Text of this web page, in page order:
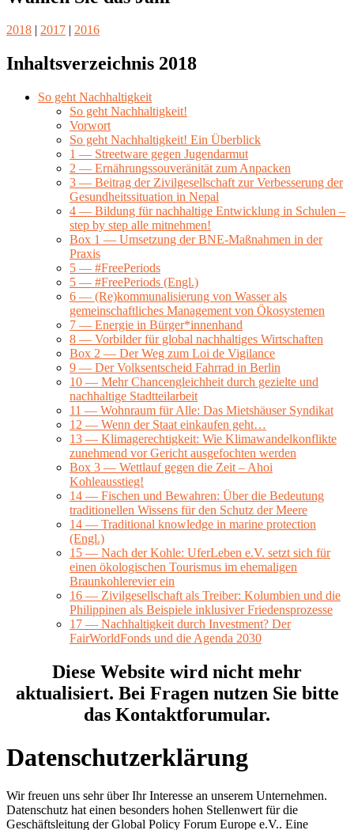
2018 | 2017 | 2016
Inhaltsverzeichnis 2018
So geht Nachhaltigkeit
So geht Nachhaltigkeit!
Vorwort
So geht Nachhaltigkeit! Ein Überblick
1 — Streetware gegen Jugendarmut
2 — Ernährungssouveränität zum Anpacken
3 — Beitrag der Zivilgesellschaft zur Verbesserung der
Gesundheitssituation in Nepal
4 — Bildung für nachhaltige Entwicklung in Schulen –
step by step alle mitnehmen!
Box 1 — Umsetzung der BNE-Maßnahmen in der
Praxis
5 — #FreePeriods
5 — #FreePeriods (Engl.)
6 — (Re)kommunalisierung von Wasser als
gemeinschaftliches Management von Ökosystemen
7 — Energie in Bürger*innenhand
8 — Vorbilder für global nachhaltiges Wirtschaften
Box 2 — Der Weg zum Loi de Vigilance
9 — Der Volksentscheid Fahrrad in Berlin
10 — Mehr Chancengleichheit durch gezielte und
nachhaltige Stadtteilarbeit
11 — Wohnraum für Alle: Das Mietshäuser Syndikat
12 — Wenn der Staat einkaufen geht…
13 — Klimagerechtigkeit: Wie Klimawandelkonflikte
zunehmend vor Gericht ausgefochten werden
Box 3 — Wettlauf gegen die Zeit – Ahoi
Kohleausstieg!
14 — Fischen und Bewahren: Über die Bedeutung
traditionellen Wissens für den Schutz der Meere
14 — Traditional knowledge in marine protection
(Engl.)
15 — Nach der Kohle: UferLeben e.V. setzt sich für
einen ökologischen Tourismus im ehemaligen
Braunkohlerevier ein
16 — Zivilgesellschaft als Treiber: Kolumbien und die
Philippinen als Beispiele inklusiver Friedensprozesse
17 — Nachhaltigkeit durch Investment? Der
FairWorldFonds und die Agenda 2030
Diese Website wird nicht mehr
aktualisiert. Bei Fragen nutzen Sie bitte
das Kontaktforumular.
Datenschutzerklärung
Wir freuen uns sehr über Ihr Interesse an unserem Unternehmen.
Datenschutz hat einen besonders hohen Stellenwert für die
Geschäftsleitung der Global Policy Forum Europe e.V.. Eine